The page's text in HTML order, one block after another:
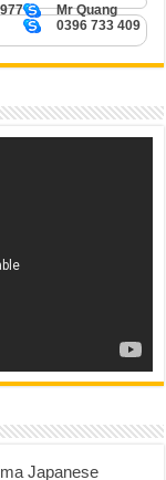
Mr Quang
0396 733 409
Japanese